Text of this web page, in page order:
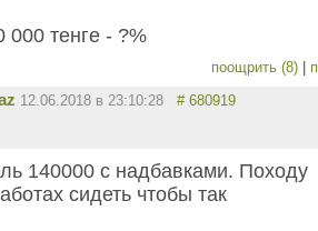
000 тенге - ?%
поощрить (8)
12.06.2018 в 23:10:28 # 680919
140000 с надбавками. Походу
сидеть чтобы так